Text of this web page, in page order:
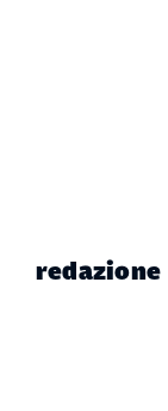
redazione